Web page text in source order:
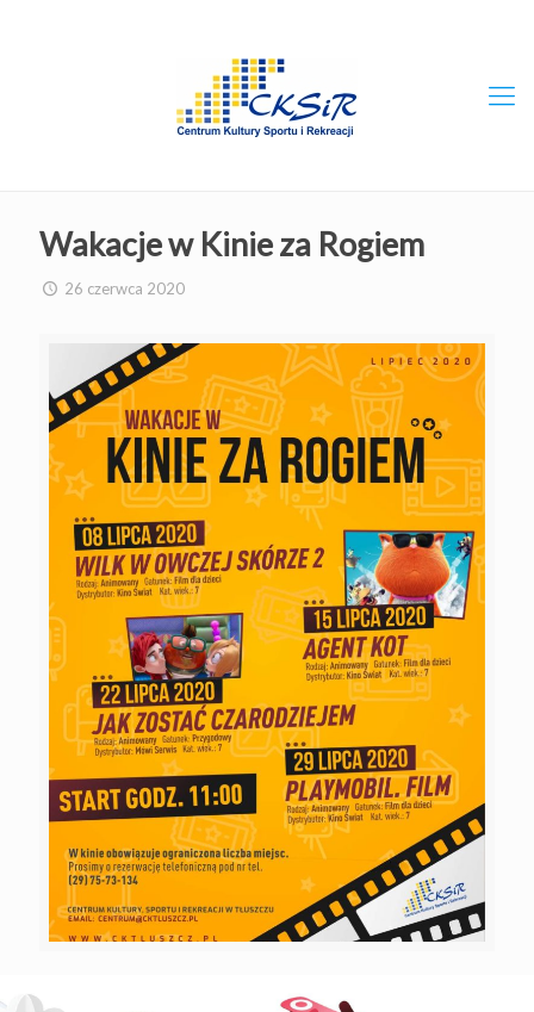
Wakacje w Kinie za Rogiem
26 czerwca 2020